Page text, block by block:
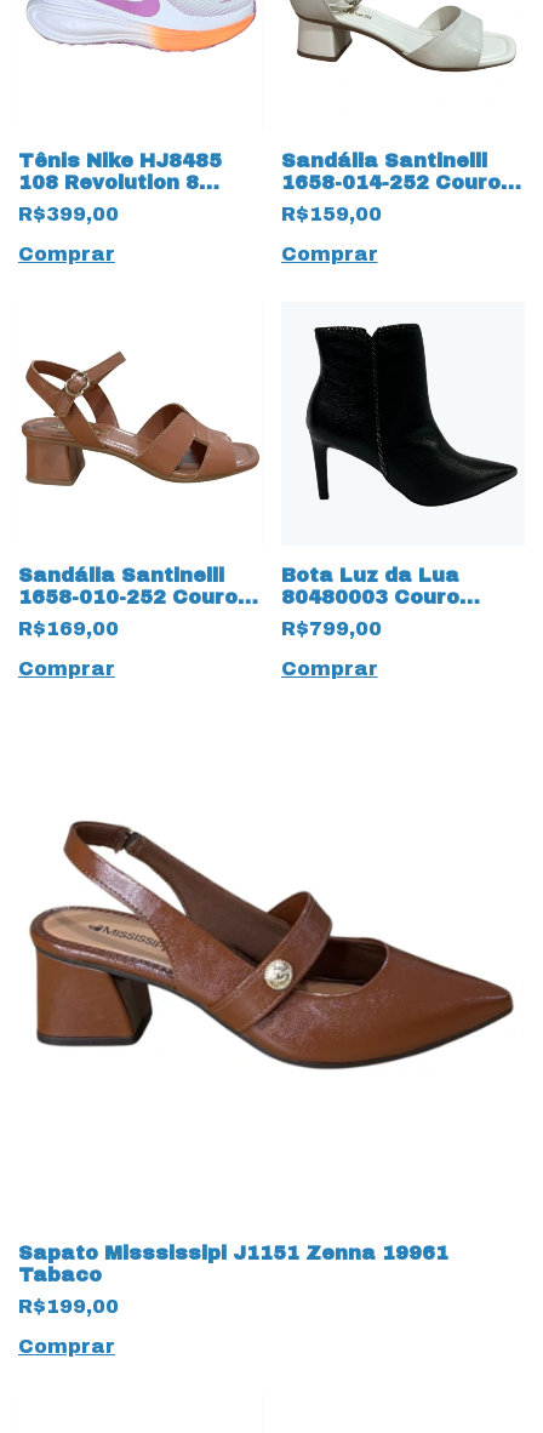
Tênis Nike HJ8485
108 Revolution 8
19985
Branco/Magenta
R$399,00
Comprar
Sandália Santinelli
1658-014-252 Couro
Natural
R$159,00
Comprar
Sandália Santinelli
1658-010-252 Couro
Natural
R$169,00
Comprar
Bota Luz da Lua
80480003 Couro
Natural Saara 17217
Preto
R$799,00
Comprar
Sapato Misssissipi J1151 Zenna 19961
Tabaco
R$199,00
Comprar